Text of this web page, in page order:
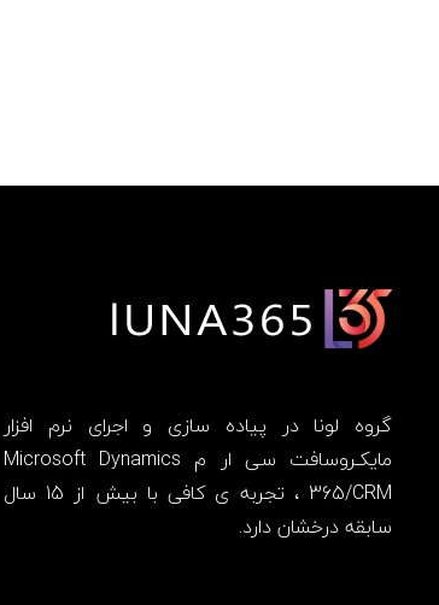
گروه لونا در پیاده سازی و اجرای نرم افزار
مایکـروسافت سی ار م Microsoft Dynamics
365/CRM ، تجربه ی کافی با بیش از 15 سال
سابقه درخشان دارد.